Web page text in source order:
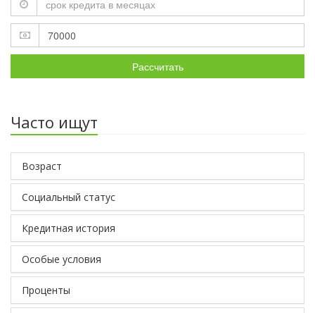
Рассчитать
Часто ищут
Возраст
Социальный статус
Кредитная история
Особые условия
Проценты